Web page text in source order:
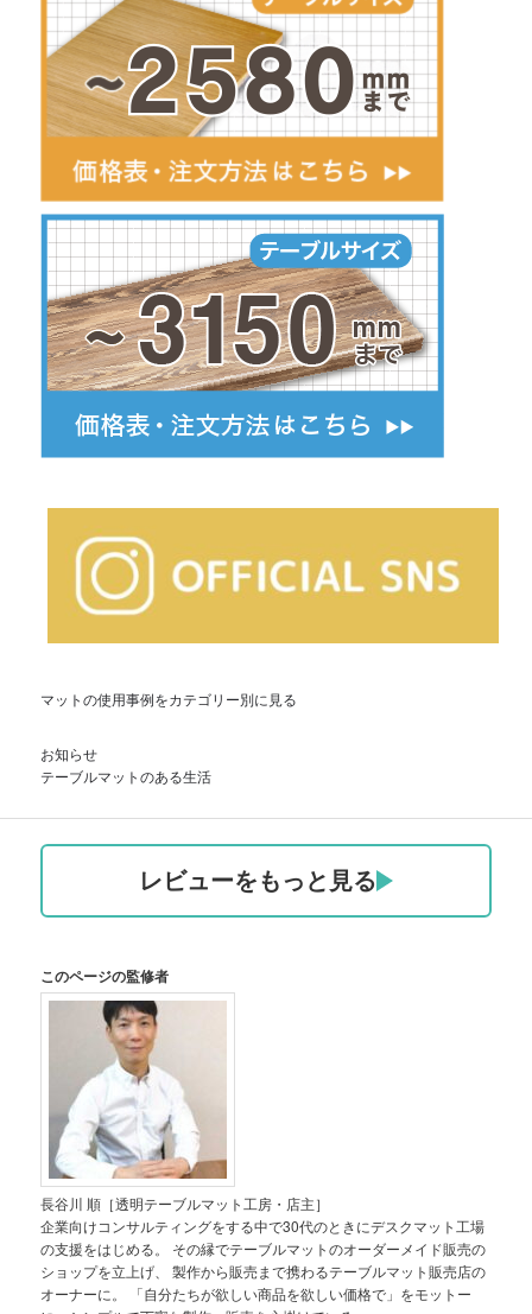
マットの使用事例をカテゴリー別に見る
お知らせ
テーブルマットのある生活
レビューをもっと見る
このページの監修者
長谷川 順［透明テーブルマット工房・店主］
企業向けコンサルティングをする中で30代のときにデスクマット工場
の支援をはじめる。 その縁でテーブルマットのオーダーメイド販売の
ショップを立上げ、 製作から販売まで携わるテーブルマット販売店の
オーナーに。 「自分たちが欲しい商品を欲しい価格で」をモットー